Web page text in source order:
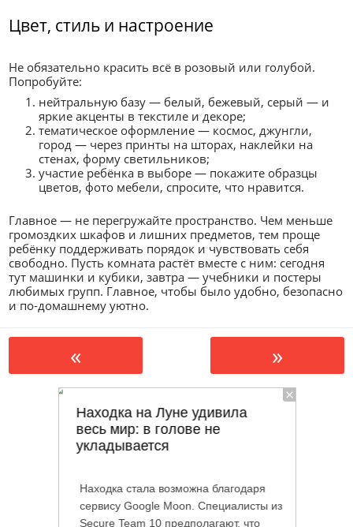
Цвет, стиль и настроение
Не обязательно красить всё в розовый или голубой.
Попробуйте:
нейтральную базу — белый, бежевый, серый — и
яркие акценты в текстиле и декоре;
тематическое оформление — космос, джунгли,
город — через принты на шторах, наклейки на
стенах, форму светильников;
участие ребёнка в выборе — покажите образцы
цветов, фото мебели, спросите, что нравится.
Главное — не перегружайте пространство. Чем меньше
громоздких шкафов и лишних предметов, тем проще
ребёнку поддерживать порядок и чувствовать себя
свободно. Пусть комната растёт вместе с ним: сегодня
тут машинки и кубики, завтра — учебники и постеры
любимых групп. Главное, чтобы было удобно, безопасно
и по‑домашнему уютно.
« »